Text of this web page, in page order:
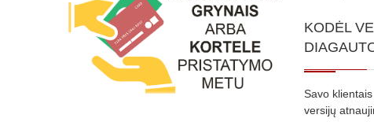
KODĖL
Savo
versijų